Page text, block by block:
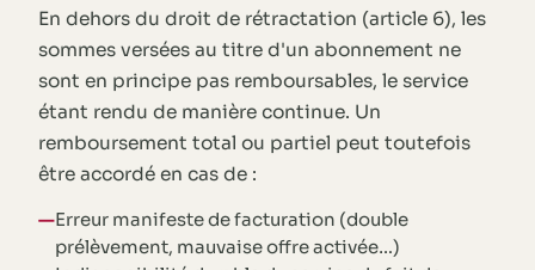
En dehors du droit de rétractation (article 6), les
sommes versées au titre d'un abonnement ne
sont en principe pas remboursables, le service
étant rendu de manière continue. Un
remboursement total ou partiel peut toutefois
être accordé en cas de :
Erreur manifeste de facturation (double
prélèvement, mauvaise offre activée…)